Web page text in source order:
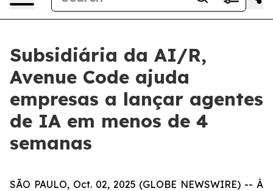
Subsidiária da AI/R,
Avenue Code ajuda
empresas a lançar agentes
de IA em menos de 4
semanas
SÃO PAULO, Oct. 02, 2025 (GLOBE NEWSWIRE) -- À